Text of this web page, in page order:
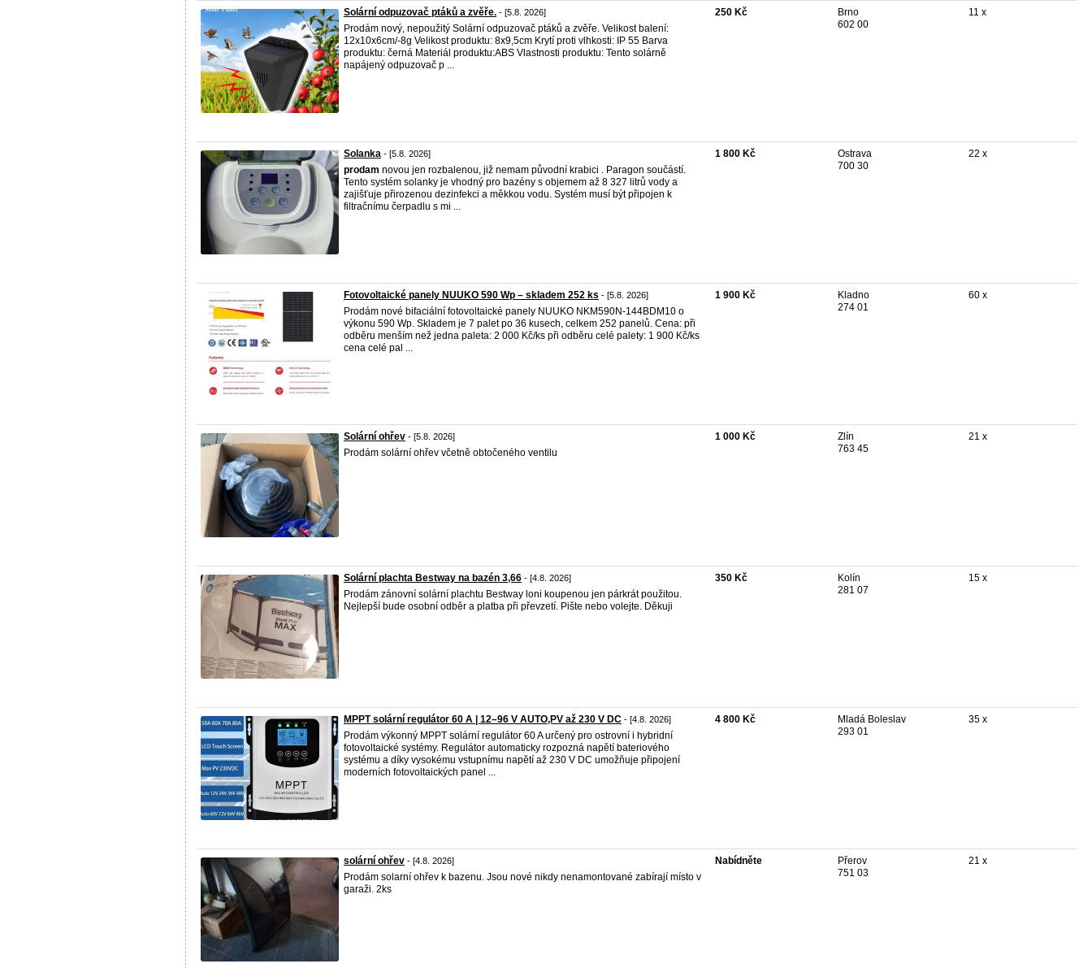
Solární odpuzovač ptáků a zvěře. - [5.8. 2026]
Prodám nový, nepoužitý Solární odpuzovač ptáků a zvěře. Velikost balení:
12x10x6cm/-8g Velikost produktu: 8x9,5cm Krytí proti vlhkosti: IP 55 Barva
produktu: černá Materiál produktu:ABS Vlastnosti produktu: Tento solárně
napájený odpuzovač p ...
250 Kč
Brno
602 00
11 x
Solanka - [5.8. 2026]
prodam novou jen rozbalenou, již nemam původní krabici . Paragon součástí.
Tento systém solanky je vhodný pro bazény s objemem až 8 327 litrů vody a
zajišťuje přirozenou dezinfekci a měkkou vodu. Systém musí být připojen k
filtračnímu čerpadlu s mi ...
1 800 Kč
Ostrava
700 30
22 x
Fotovoltaické panely NUUKO 590 Wp – skladem 252 ks - [5.8. 2026]
Prodám nové bifaciální fotovoltaické panely NUUKO NKM590N-144BDM10 o
výkonu 590 Wp. Skladem je 7 palet po 36 kusech, celkem 252 panelů. Cena: při
odběru menším než jedna paleta: 2 000 Kč/ks při odběru celé palety: 1 900 Kč/ks
cena celé pal ...
1 900 Kč
Kladno
274 01
60 x
Solární ohřev - [5.8. 2026]
Prodám solární ohřev včetně obtočeného ventilu
1 000 Kč
Zlín
763 45
21 x
Solární plachta Bestway na bazén 3,66 - [4.8. 2026]
Prodám zánovní solární plachtu Bestway loni koupenou jen párkrát použitou.
Nejlepší bude osobní odběr a platba při převzetí. Pište nebo volejte. Děkuji
350 Kč
Kolín
281 07
15 x
MPPT solární regulátor 60 A | 12–96 V AUTO,PV až 230 V DC - [4.8. 2026]
Prodám výkonný MPPT solární regulátor 60 A určený pro ostrovní i hybridní
fotovoltaické systémy. Regulátor automaticky rozpozná napětí bateriového
systému a díky vysokému vstupnímu napětí až 230 V DC umožňuje připojení
moderních fotovoltaických panel ...
4 800 Kč
Mladá Boleslav
293 01
35 x
solární ohřev - [4.8. 2026]
Prodám solarní ohřev k bazenu. Jsou nové nikdy nenamontované zabírají místo v
garaži. 2ks
Nabídněte
Přerov
751 03
21 x